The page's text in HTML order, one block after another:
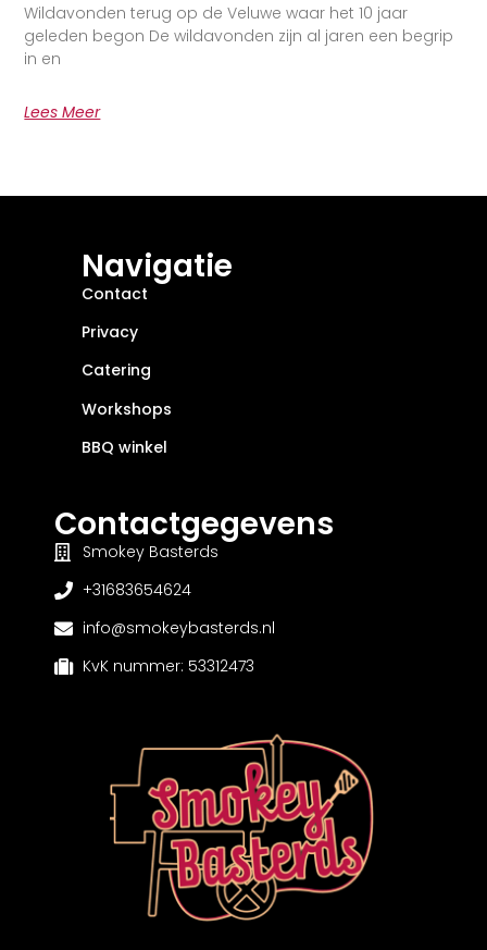
Wildavonden terug op de Veluwe waar het 10 jaar
geleden begon De wildavonden zijn al jaren een begrip
in en
Lees Meer
Navigatie
Contact
Privacy
Catering
Workshops
BBQ winkel
Contactgegevens
Smokey Basterds
+31683654624
info@smokeybasterds.nl
KvK nummer: 53312473